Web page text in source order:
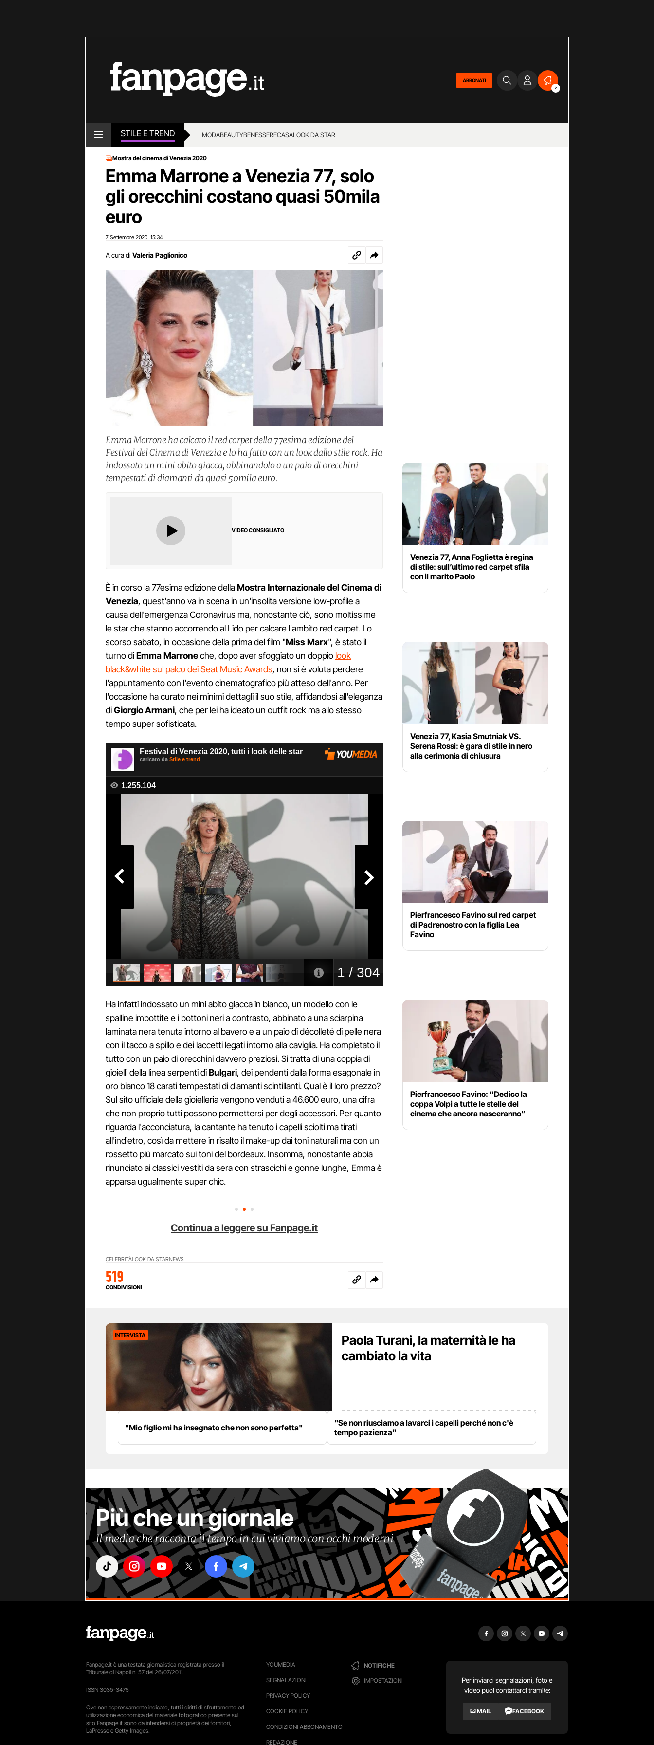
ABBONATI
2
STILE E TREND MODABEAUTYBENESSERECASALOOK DA STAR
Mostra del cinema di Venezia 2020
Emma Marrone a Venezia 77, solo
gli orecchini costano quasi 50mila
euro
7 Settembre 2020 15:34
A cura di Valeria Paglionico
Emma Marrone ha calcato il red carpet della 77esima edizione del
Festival del Cinema di Venezia e lo ha fatto con un look dallo stile rock. Ha
indossato un mini abito giacca, abbinandolo a un paio di orecchini
tempestati di diamanti da quasi 50mila euro.
VIDEO CONSIGLIATO
È in corso la 77esima edizione dellaMostra Internazionale del Cinema di
Venezia, quest'anno va in scena in un'insolita versione low-profile a
causa dell'emergenza Coronavirus ma, nonostante ciò, sono moltissime
le star che stanno accorrendo al Lido per calcare l'ambito red carpet. Lo
scorso sabato, in occasione della prima del film "Miss Marx", è stato il
turno diEmma Marroneche, dopo aver sfoggiato un doppio look
black&white sul palco dei Seat Music Awards, non si è voluta perdere
l'appuntamento con l'evento cinematografico più atteso dell'anno. Per
l'occasione ha curato nei minimi dettagli il suo stile, affidandosi all'eleganza
diGiorgio Armani, che per lei ha ideato un outfit rock ma allo stesso
tempo super sofisticata.
Ha infatti indossato un mini abito giacca in bianco, un modello con le
spalline imbottite e i bottoni neri a contrasto, abbinato a una sciarpina
laminata nera tenuta intorno al bavero e a un paio di décolleté di pelle nera
con il tacco a spillo e dei laccetti legati intorno alla caviglia. Ha completato il
tutto con un paio di orecchini davvero preziosi. Si tratta di una coppia di
gioielli della linea serpenti diBulgari, dei pendenti dalla forma esagonale in
oro bianco 18 carati tempestati di diamanti scintillanti. Qual è il loro prezzo?
Sul sito ufficiale della gioielleria vengono venduti a 46.600 euro, una cifra
che non proprio tutti possono permettersi per degli accessori. Per quanto
riguarda l'acconciatura, la cantante ha tenuto i capelli sciolti ma tirati
all'indietro, così da mettere in risalto il make-up dai toni naturali ma con un
rossetto più marcato sui toni del bordeaux. Insomma, nonostante abbia
rinunciato ai classici vestiti da sera con strascichi e gonne lunghe, Emma è
apparsa ugualmente super chic.
Continua a leggere su Fanpage.it
CELEBRITÀLOOK DA STARNEWS
519
CONDIVISIONI
Venezia 77, Anna Foglietta è regina
di stile: sull’ultimo red carpet sfila
con il marito Paolo
Venezia 77, Kasia Smutniak VS.
Serena Rossi: è gara di stile in nero
alla cerimonia di chiusura
Pierfrancesco Favino sul red carpet
di Padrenostro con la figlia Lea
Favino
Pierfrancesco Favino: “Dedico la
coppa Volpi a tutte le stelle del
cinema che ancora nasceranno”
INTERVISTA
Paola Turani, la maternità le ha
cambiato la vita
"Mio figlio mi ha insegnato che non sono perfetta"
"Se non riusciamo a lavarci i capelli perché non c'è
tempo pazienza"
Più che un giornale
Il media che racconta il tempo in cui viviamo con occhi moderni
YOUMEDIA
SEGNALAZIONI
PRIVACY POLICY
COOKIE POLICY
CONDIZIONI ABBONAMENTO
REDAZIONE
NOTIFICHE
IMPOSTAZIONI
Per inviarci segnalazioni, foto e
video puoi contattarci tramite:
MAIL FACEBOOK
Fanpage.it è una testata giornalistica registrata presso il
Tribunale di Napoli n. 57 del 26/07/2011.
ISSN 3035-3475
Ove non espressamente indicato, tutti i diritti di sfruttamento ed
utilizzazione economica del materiale fotografico presente sul
sito Fanpage.it sono da intendersi di proprietà dei fornitori,
LaPresse e Getty Images.